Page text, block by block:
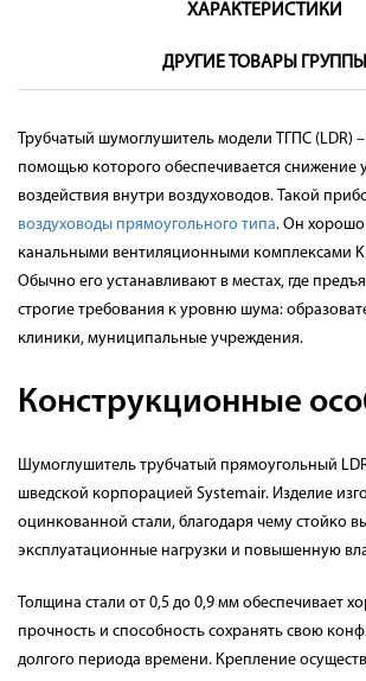
ХАРАКТЕРИСТИКИ
ДРУГИЕ ТОВАРЫ ГРУППЫ
Трубчатый шумоглушитель модели ТГПС (LDR) –
помощью которого обеспечивается снижение
воздействия внутри воздуховодов. Такой
воздуховоды прямоугольного типа. Он хорошо
канальными вентиляционными комплексами
Обычно его устанавливают в местах, где
строгие требования к уровню шума:
клиники, муниципальные учреждения.
Конструкционные
Шумоглушитель трубчатый прямоугольный
шведской корпорацией Systemair. Изделие
оцинкованной стали, благодаря чему стойко
эксплуатационные нагрузки и повышенную
Толщина стали от 0,5 до 0,9 мм обеспечивает
прочность и способность сохранять свою
долгого периода времени. Крепление